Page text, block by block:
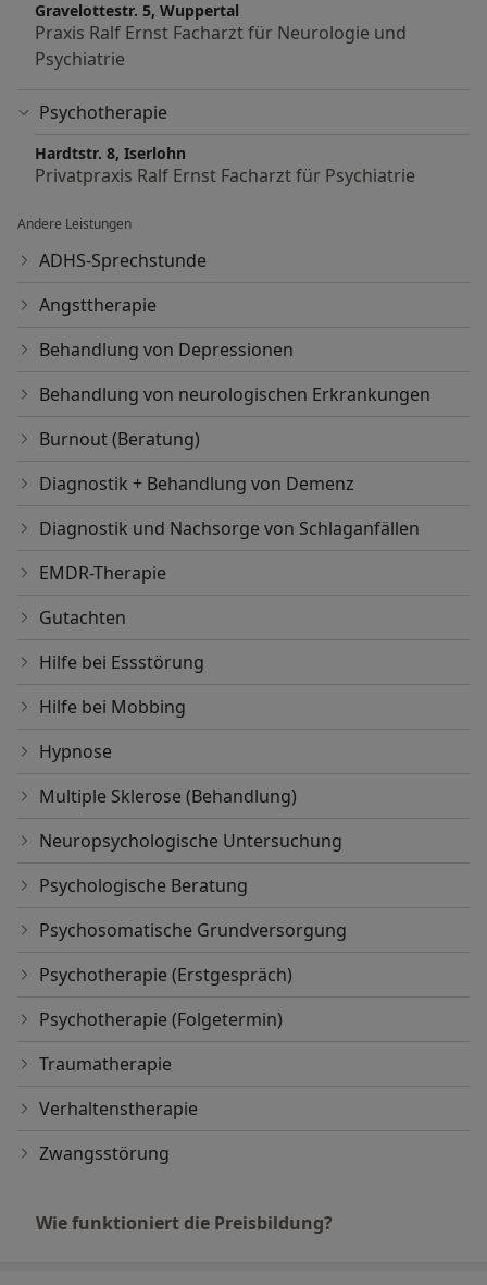
Gravelottestr. 5, Wuppertal
Praxis Ralf Ernst Facharzt für Neurologie und
Psychiatrie
Psychotherapie
Hardtstr. 8, Iserlohn
Privatpraxis Ralf Ernst Facharzt für Psychiatrie
Andere Leistungen
ADHS-Sprechstunde
Angsttherapie
Behandlung von Depressionen
Behandlung von neurologischen Erkrankungen
Burnout (Beratung)
Diagnostik + Behandlung von Demenz
Diagnostik und Nachsorge von Schlaganfällen
EMDR-Therapie
Gutachten
Hilfe bei Essstörung
Hilfe bei Mobbing
Hypnose
Multiple Sklerose (Behandlung)
Neuropsychologische Untersuchung
Psychologische Beratung
Psychosomatische Grundversorgung
Psychotherapie (Erstgespräch)
Psychotherapie (Folgetermin)
Traumatherapie
Verhaltenstherapie
Zwangsstörung
Wie funktioniert die Preisbildung?